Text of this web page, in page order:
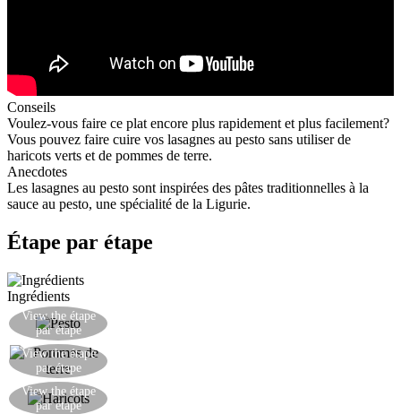
Conseils
Voulez-vous faire ce plat encore plus rapidement et plus facilement?
Vous pouvez faire cuire vos lasagnes au pesto sans utiliser de
haricots verts et de pommes de terre.
Anecdotes
Les lasagnes au pesto sont inspirées des pâtes traditionnelles à la
sauce au pesto, une spécialité de la Ligurie.
Étape par étape
Ingrédients
View the étape
par étape
View the étape
par étape
View the étape
par étape